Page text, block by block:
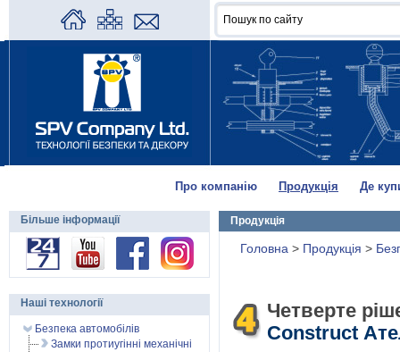
Про компанію Продукція Де
Продукція
Головна > Продукція >
Четверте
Сonstruct
Більше інформації
Наші технології
Безпека автомобілів
Замки протиугінні механічні